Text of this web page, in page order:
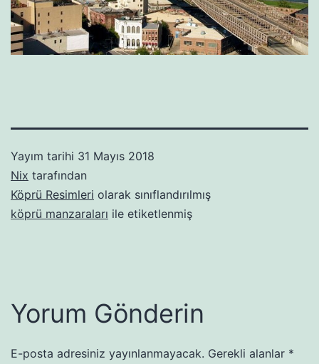
Yayım tarihi 31 Mayıs 2018
Nix tarafından
Köprü Resimleri olarak sınıflandırılmış
köprü manzaraları ile etiketlenmiş
Yorum Gönderin
E-posta adresiniz yayınlanmayacak. Gerekli alanlar *